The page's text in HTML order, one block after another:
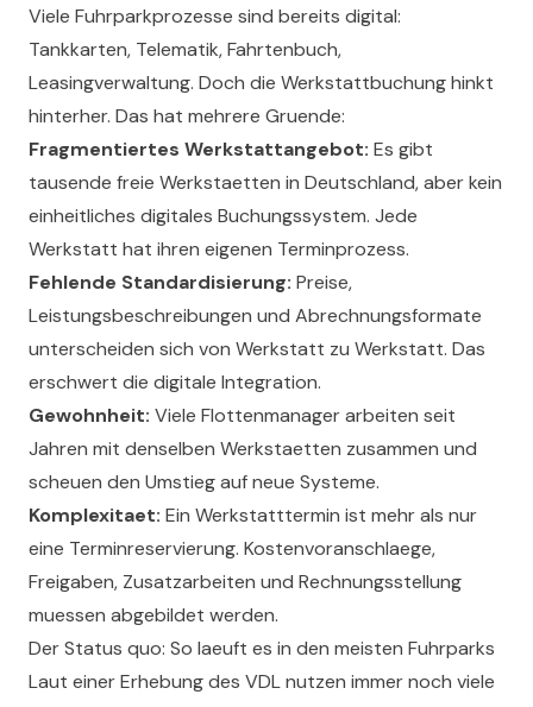
Viele Fuhrparkprozesse sind bereits digital:
Tankkarten, Telematik, Fahrtenbuch,
Leasingverwaltung. Doch die Werkstattbuchung hinkt
hinterher. Das hat mehrere Gruende:
Fragmentiertes Werkstattangebot: Es gibt
tausende freie Werkstaetten in Deutschland, aber kein
einheitliches digitales Buchungssystem. Jede
Werkstatt hat ihren eigenen Terminprozess.
Fehlende Standardisierung: Preise,
Leistungsbeschreibungen und Abrechnungsformate
unterscheiden sich von Werkstatt zu Werkstatt. Das
erschwert die digitale Integration.
Gewohnheit: Viele Flottenmanager arbeiten seit
Jahren mit denselben Werkstaetten zusammen und
scheuen den Umstieg auf neue Systeme.
Komplexitaet: Ein Werkstatttermin ist mehr als nur
eine Terminreservierung. Kostenvoranschlaege,
Freigaben, Zusatzarbeiten und Rechnungsstellung
muessen abgebildet werden.
Der Status quo: So laeuft es in den meisten Fuhrparks
Laut einer Erhebung des VDL nutzen immer noch viele